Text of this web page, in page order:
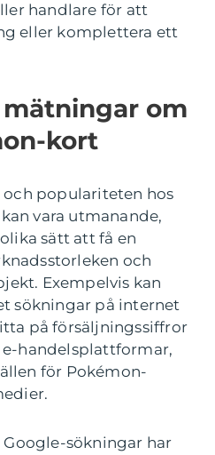
handlare för att
eller komplettera ett
om
kort
populariteten hos
vara utmanande,
sätt att få en
och
Exempelvis kan
sökningar på internet
på försäljningssiffror
e-handelsplattformar,
för Pokémon-
sökningar har